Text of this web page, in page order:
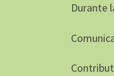
Durante